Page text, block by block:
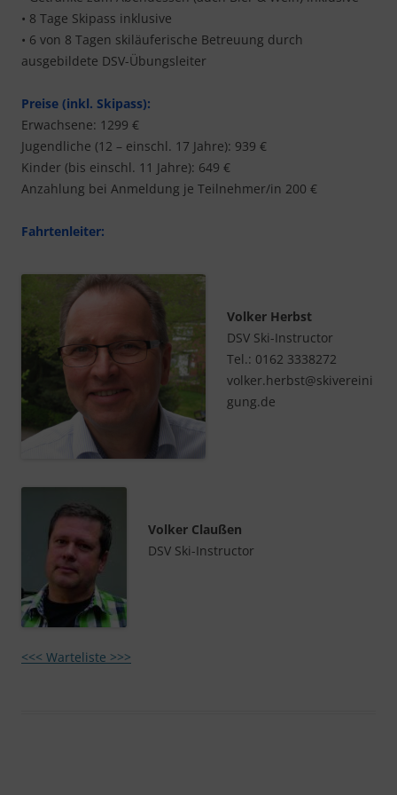
• 8 Tage Skipass inklusive
• 6 von 8 Tagen skiläuferische Betreuung durch
ausgebildete DSV-Übungsleiter
Preise (inkl. Skipass):
Erwachsene: 1299 €
Jugendliche (12 – einschl. 17 Jahre): 939 €
Kinder (bis einschl. 11 Jahre): 649 €
Anzahlung bei Anmeldung je Teilnehmer/in 200 €
Fahrtenleiter:
Volker Herbst
DSV Ski-Instructor
Tel.: 0162 3338272
volker.herbst@skivereini
gung.de
Volker Claußen
DSV Ski-Instructor
<<< Warteliste >>>